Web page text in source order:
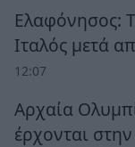
Ελαφόνησος:
Ιταλός μετά
12:07
Αρχαία
έρχονται